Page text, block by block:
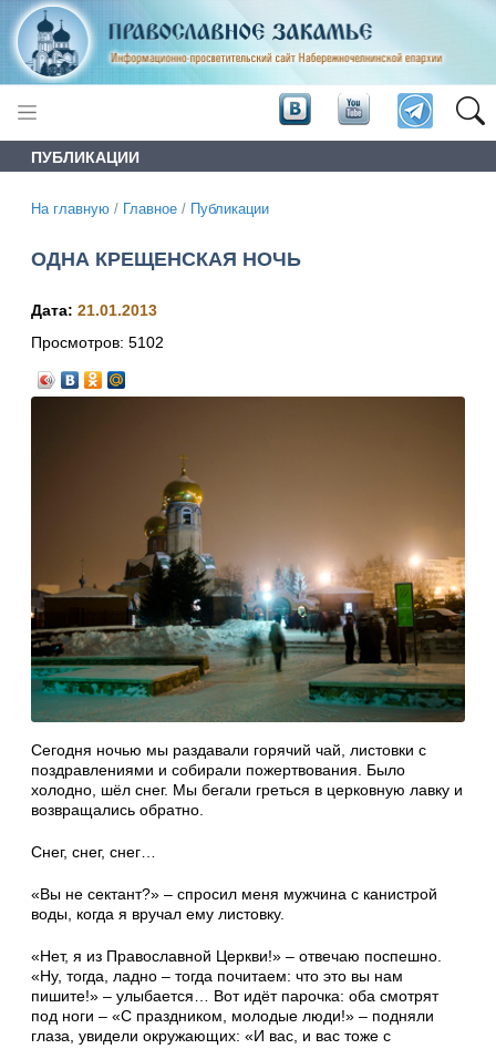
ПУБЛИКАЦИИ
На главную / Главное / Публикации
ОДНА КРЕЩЕНСКАЯ НОЧЬ
Дата: 21.01.2013
Просмотров: 5102
Сегодня ночью мы раздавали горячий чай, листовки с
поздравлениями и собирали пожертвования. Было
холодно, шёл снег. Мы бегали греться в церковную лавку и
возвращались обратно.
Снег, снег, снег…
«Вы не сектант?» – спросил меня мужчина с канистрой
воды, когда я вручал ему листовку.
«Нет, я из Православной Церкви!» – отвечаю поспешно.
«Ну, тогда, ладно – тогда почитаем: что это вы нам
пишите!» – улыбается… Вот идёт парочка: оба смотрят
под ноги – «С праздником, молодые люди!» – подняли
глаза, увидели окружающих: «И вас, и вас тоже с